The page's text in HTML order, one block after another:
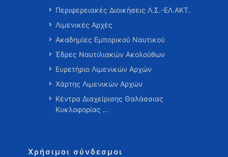
Περιφερειακές Διοικήσεις Λ.Σ.-ΕΛ.ΑΚΤ.
Λιμενικές Αρχές
Ακαδημίες Εμπορικού Ναυτικού
Έδρες Ναυτιλιακών Ακολούθων
Ευρετήριο Λιμενικών Αρχών
Χάρτης Λιμενικών Αρχών
Κέντρα Διαχείρισης Θαλάσσιας
Κυκλοφορίας …
Χρήσιμοι σύνδεσμοι